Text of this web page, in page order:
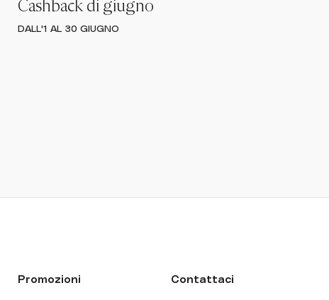
Cashback di giugno
DALL'1 AL 30 GIUGNO
Promozioni Contattaci